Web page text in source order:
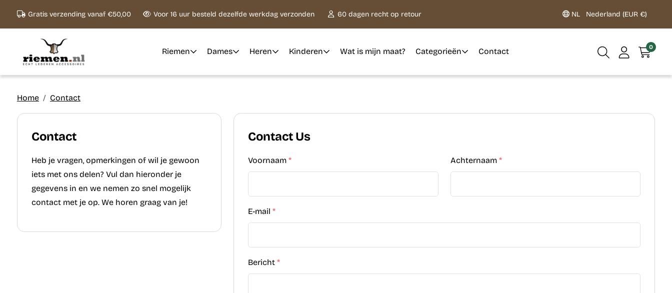
Gratis verzending vanaf €50,00 Voor 16 uur besteld dezelfde werkdag verzonden 60 dagen recht op retour NL Nederland (EUR €)
Riemen Dames Heren Kinderen Wat is mijn maat? Categorieën Contact 0
Home Contact
Contact
Heb je vragen, opmerkingen of wil je gewoon
iets met ons delen? Vul dan hieronder je
gegevens in en we nemen zo snel mogelijk
contact met je op. We horen graag van je!
Contact Us
Voornaam* Achternaam *
E-mail*
Bericht*